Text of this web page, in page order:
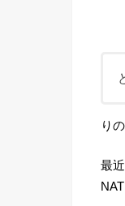
り
最